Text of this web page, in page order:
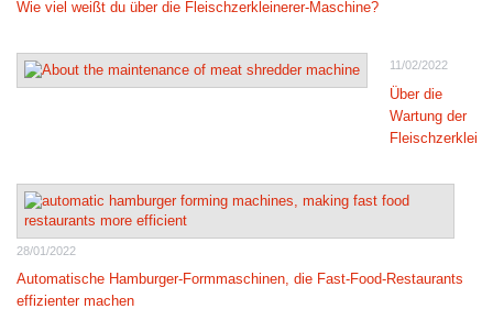
Wie viel weißt du über die Fleischzerkleinerer-Maschine?
11/02/2022
Über die
Wartung der
28/01/2022
Automatische Hamburger-Formmaschinen, die Fast-Food-Restaurants
effizienter machen